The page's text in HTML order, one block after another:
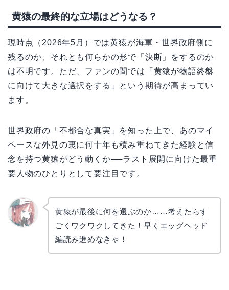
黄猿の最終的な立場はどうなる？
現時点（2026年5月）では黄猿が海軍・世界政府側に
残るのか、それとも何らかの形で「決断」をするのか
は不明です。ただ、ファンの間では「黄猿が物語終盤
に向けて大きな選択をする」という期待が高まってい
ます。
世界政府の「不都合な真実」を知った上で、あのマイ
ペースな外見の裏に何十年も積み重ねてきた経験と信
念を持つ黄猿がどう動くか──ラスト展開に向けた最重
要人物のひとりとして要注目です。
黄猿が最後に何を選ぶのか……考えたらす
ごくワクワクしてきた！早くエッグヘッド
編読み進めなきゃ！